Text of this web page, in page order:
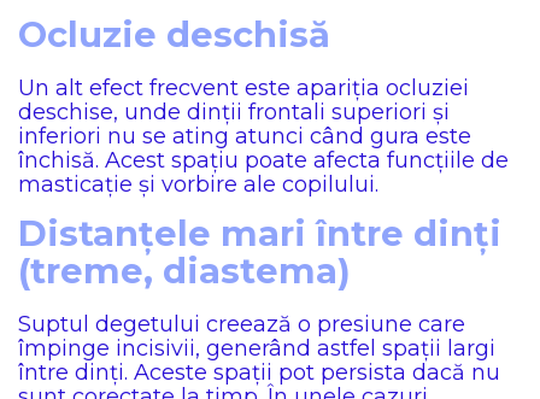
Ocluzie deschisă
Un alt efect frecvent este apariția ocluziei
deschise, unde dinții frontali superiori și
inferiori nu se ating atunci când gura este
închisă. Acest spațiu poate afecta funcțiile de
masticație și vorbire ale copilului.
Distanțele mari între dinți
(treme, diastema)
Suptul degetului creează o presiune care
împinge incisivii, generând astfel spații largi
între dinți. Aceste spații pot persista dacă nu